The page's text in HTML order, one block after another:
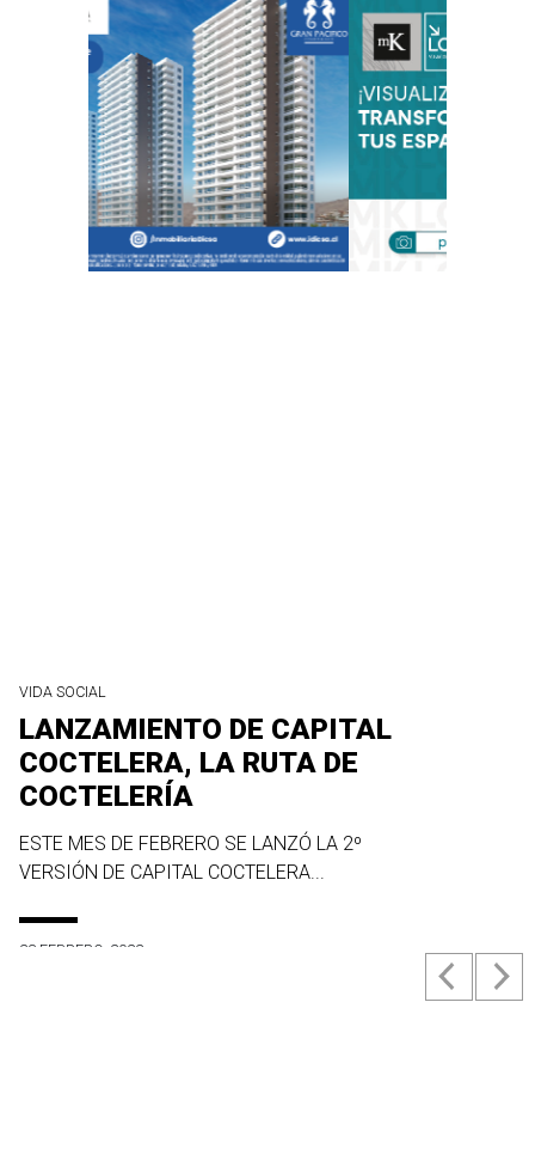
VIDA SOCIAL
LANZAMIENTO DE CAPITAL
COCTELERA, LA RUTA DE
COCTELERÍA
ESTE MES DE FEBRERO SE LANZÓ LA 2º
VERSIÓN DE CAPITAL COCTELERA...
23 FEBRERO, 2022